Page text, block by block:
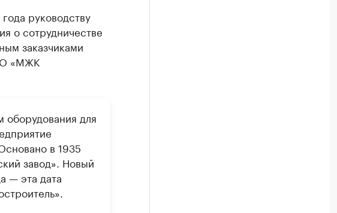
руководству
о сотрудничестве
заказчиками
«МЖК
для
в 1935
завод». Новый
— эта дата